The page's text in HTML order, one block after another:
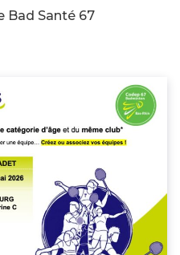
Bad Santé 67